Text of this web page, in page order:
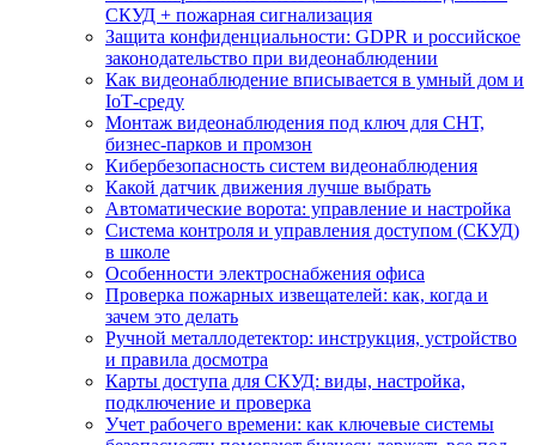
СКУД + пожарная сигнализация
Защита конфиденциальности: GDPR и российское
законодательство при видеонаблюдении
Как видеонаблюдение вписывается в умный дом и
IoT‑среду
Монтаж видеонаблюдения под ключ для СНТ,
бизнес‑парков и промзон
Кибербезопасность систем видеонаблюдения
Какой датчик движения лучше выбрать
Автоматические ворота: управление и настройка
Система контроля и управления доступом (СКУД)
в школе
Особенности электроснабжения офиса
Проверка пожарных извещателей: как, когда и
зачем это делать
Ручной металлодетектор: инструкция, устройство
и правила досмотра
Карты доступа для СКУД: виды, настройка,
подключение и проверка
Учет рабочего времени: как ключевые системы